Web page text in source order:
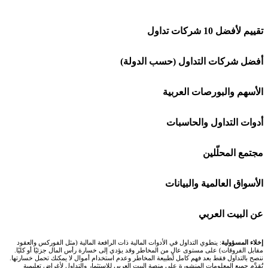
تقييم لأفضل 10 شركات تداول
شركة Capital.com
افاتريد AvaTrade
اكسنس Exness
منصة بينانس
اكس تي بي XTB
أفضل شركات التداول (حسب الدولة)
شركات تداول في السعودية
شركات تداول في الإمارات
شركات تداول في الكويت
شركات تداول في قطر
شركات تداول في الأردن
الأسهم والبورصات العربية
🌍 كل البورصات العربية
🇸🇦 السوق السعودية
🇦🇪 أسواق الإمارات
🇪🇬 البورصة المصرية
🇶🇦 بورصة قطر
أدوات التداول والحاسبات
🕌 حاسبة الزكاة
💱 محول العملات
🧮 حاسبة حجم اللوت
📊 حاسبة قيمة النقطة
💰 حاسبة ربح الفوركس
مجتمع المحلّلين
🧱 حائط المجتمع
🏆 لوحة المحلّلين
✍️ اكتب تحليلك
الأسواق العالمية والبيانات
🌐 المؤشرات العالمية
🥇 سعر الذهب اليوم
عن البيت العربي
من نحن
إخلاء المسؤولية: ينطوي التداول في الأدوات المالية ذات الرافعة المالية (مثل الفوركس والعقود
مقابل الفروقات) على مستوى عالٍ من المخاطر وقد يؤدي إلى خسارة رأس المال جزئيًا أو كليًا.
ننصح بالتداول فقط بعد فهم كامل لطبيعة المخاطر وعدم استخدام أموال لا يمكنك تحمل خسارتها.
تُقدَّم جميع المعلومات المنشورة على منصة البيت العربي للاستثمار والتداول لأغراض تعليمية